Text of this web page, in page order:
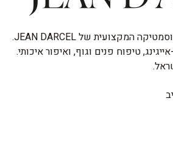
גלו את מוצרי הטיפוח והקוסמטיקה המקצועית של JEAN DARCEL.
טיפוח פנים וגוף, ואיפור איכותי.